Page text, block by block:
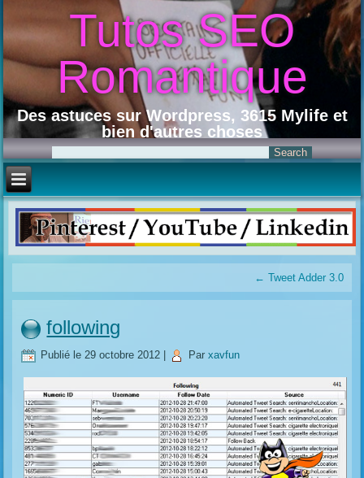
Tutos SEO
Romantique
Des astuces sur Wordpress, 3615 Mylife et
bien d'autres choses
← Tweet Adder 3.0
following
Publié le 29 octobre 2012 Par xavfun